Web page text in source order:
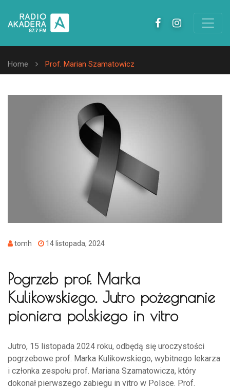
Home Prof. Marian Szamatowicz
tomh 14 listopada, 2024
Pogrzeb prof. Marka
Kulikowskiego. Jutro pożegnanie
pioniera polskiego in vitro
Jutro, 15 listopada 2024 roku, odbędą się uroczystości
pogrzebowe prof. Marka Kulikowskiego, wybitnego lekarza
i członka zespołu prof. Mariana Szamatowicza, który
dokonał pierwszego zabiegu in vitro w Polsce. Prof.